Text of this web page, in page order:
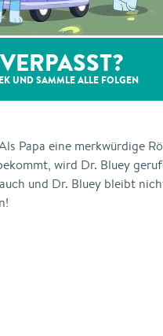
UND SAMMLE ALLE FOLGEN
Papa eine merkwürdige
wird Dr. Bluey
und Dr. Bluey bleibt